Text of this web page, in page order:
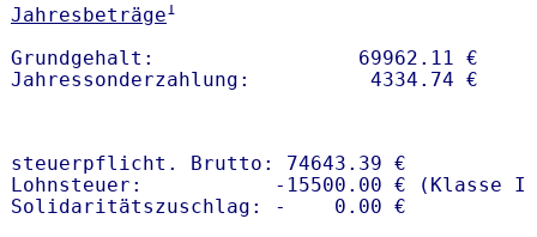
Jahresbeträge1
Grundgehalt:                 69962.11 €
steuerpflicht. Brutto: 74643.39 €
Lohnsteuer:           -15500.00 € (Klasse I)
Solidaritätszuschlag: -    0.00 €